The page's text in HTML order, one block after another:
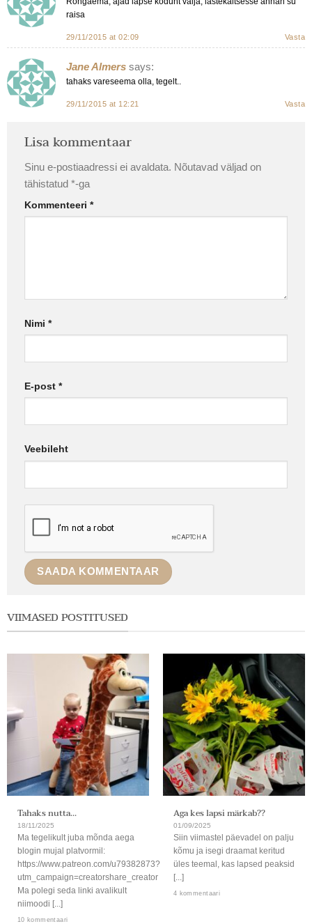
raisa
29/11/2015 at 02:09 Vasta
Jane Almers says:
tahaks vareseema olla, tegelt..
29/11/2015 at 12:21 Vasta
Lisa kommentaar
Sinu e-postiaadressi ei avaldata. Nõutavad väljad on
tähistatud *-ga
Kommenteeri *
Nimi *
E-post *
Veebileht
VIIMASED POSTITUSED
Tahaks nutta…
18/11/2025
Ma tegelikult juba mõnda aega
blogin mujal platvormil:
https://www.patreon.com/u79382873?
utm_campaign=creatorshare_creator
Ma polegi seda linki avalikult
niimoodi [...]
10 kommentaari
Aga kes lapsi märkab??
01/09/2025
Siin viimastel päevadel on palju
kõmu ja isegi draamat keritud
üles teemal, kas lapsed peaksid
[...]
4 kommentaari